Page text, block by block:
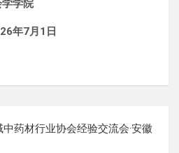
学院
6年7月 1日
药材行业协会经验交流会·安徽